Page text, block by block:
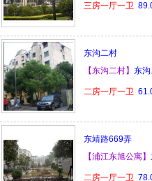
三房一厅一卫
东沟二村
【东沟二村】 东
二房一厅一卫
东靖路669弄
【浦江东旭公寓】
二房一厅一卫